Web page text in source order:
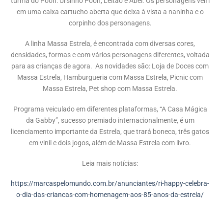
em uma caixa cartucho aberta que deixa à vista a naninha e o
corpinho dos personagens.
A linha Massa Estrela, é encontrada com diversas cores,
densidades, formas e com vários personagens diferentes, voltada
para as crianças de agora. As novidades são: Loja de Doces com
Massa Estrela, Hamburgueria com Massa Estrela, Picnic com
Massa Estrela, Pet shop com Massa Estrela.
Programa veiculado em diferentes plataformas, “A Casa Mágica
da Gabby”, sucesso premiado internacionalmente, é um
licenciamento importante da Estrela, que trará boneca, três gatos
em vinil e dois jogos, além de Massa Estrela com livro.
Leia mais notícias:
https://marcaspelomundo.com.br/anunciantes/ri-happy-celebra-
o-dia-das-criancas-com-homenagem-aos-85-anos-da-estrela/